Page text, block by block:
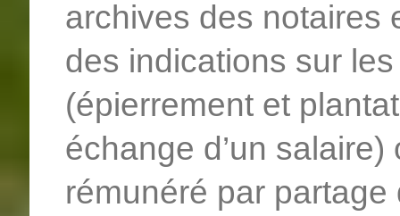
archives des notaires
des indications sur
(épierrement et
échange d’un
rémunéré par